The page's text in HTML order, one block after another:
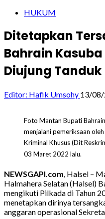
HUKUM
Ditetapkan
Bahrain
Diujung Tanduk
Editor: Hafik Umsohy 13/
Foto Mantan Bupati
menjalani pemeriksaan
Kriminal Khusus (Dit
03 Maret 2022 lalu.
NEWSGAPI.com, Halsel –
Halmahera Selatan (Halsel)
mengikuti Pilkada di Tahun
menetapkan dirinya
anggaran operasional